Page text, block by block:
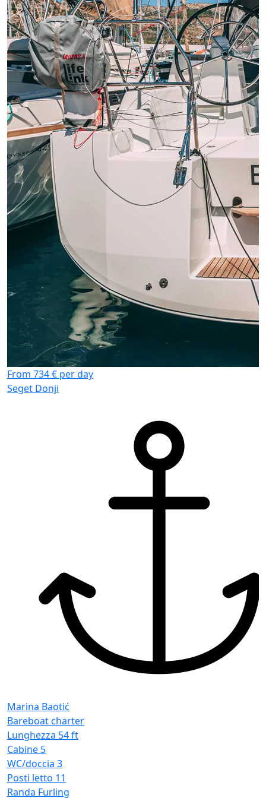
From 734 € per day
Seget Donji
Marina Baotić
Bareboat charter
Lunghezza 54 ft
Cabine 5
WC/doccia 3
Posti letto 11
Randa Furling